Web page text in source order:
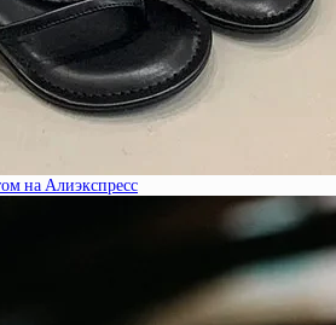
на Алиэкспресс